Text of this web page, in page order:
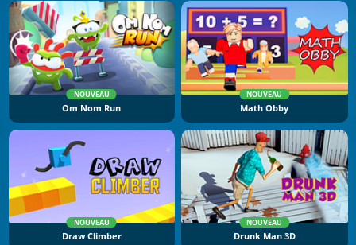
NOUVEAU
Om Nom Run
NOUVEAU
Math Obby
NOUVEAU
Draw Climber
NOUVEAU
Drunk Man 3D